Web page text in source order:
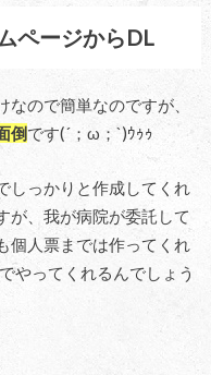
ページからDL
ので簡単なのですが、
倒です(´；ω；`)ｳｩｩ
しっかりと作成してくれ
が、我が病院が委託して
個人票までは作ってくれ
やってくれるんでしょう